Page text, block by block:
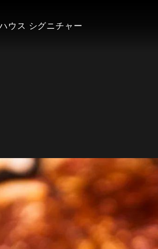
ウス シグニチャー